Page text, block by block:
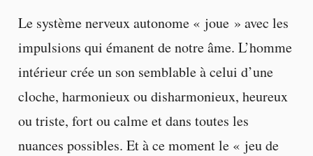
Le système nerveux autonome « joue » avec les
impulsions qui émanent de notre âme. L’homme
intérieur crée un son semblable à celui d’une
cloche, harmonieux ou disharmonieux, heureux
ou triste, fort ou calme et dans toutes les
nuances possibles. Et à ce moment le « jeu de